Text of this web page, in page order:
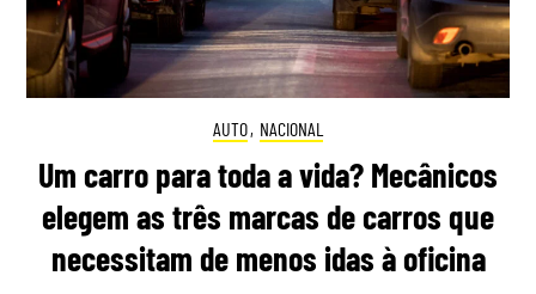
AUTO, NACIONAL
Um carro para toda a vida? Mecânicos
elegem as três marcas de carros que
necessitam de menos idas à oficina